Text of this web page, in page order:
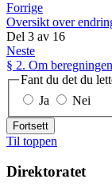
Forrige
Oversikt over
Del 3 av 16
Neste
§ 2. Om beregningen
Fant du det du
Ja
Nei
Fortsett
Til toppen
Direktoratet